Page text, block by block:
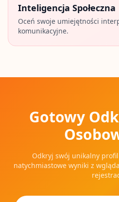
Inteligencja Społeczna
Oceń swoje umiejętności
komunikacyjne.
Gotowy
Odkryj swój unikalny
natychmiastowe wyniki z